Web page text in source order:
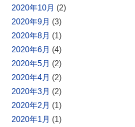
2020年10月 (2)
2020年9月 (3)
2020年8月 (1)
2020年6月 (4)
2020年5月 (2)
2020年4月 (2)
2020年3月 (2)
2020年2月 (1)
2020年1月 (1)